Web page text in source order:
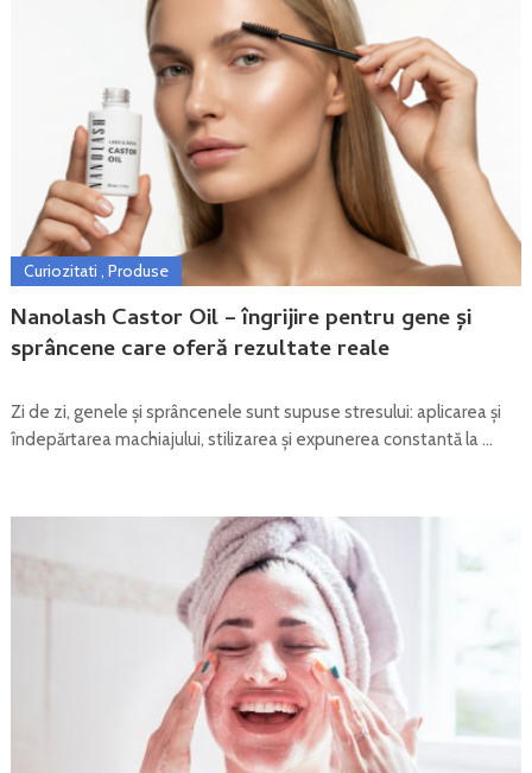
Nanolash Castor Oil – îngrijire pentru gene și
sprâncene care oferă rezultate reale
Curiozitati Produse
Zi de zi, genele și sprâncenele sunt supuse stresului: aplicarea și
îndepărtarea machiajului, stilizarea și expunerea constantă la …